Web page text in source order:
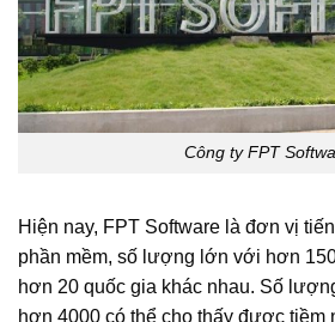
Công ty FPT
Hiện nay, FPT Software là đơn vị
phần mềm, số lượng lớn với hơn
hơn 20 quốc gia khác nhau. Số
hơn 4000 có thể cho thấy được tiềm